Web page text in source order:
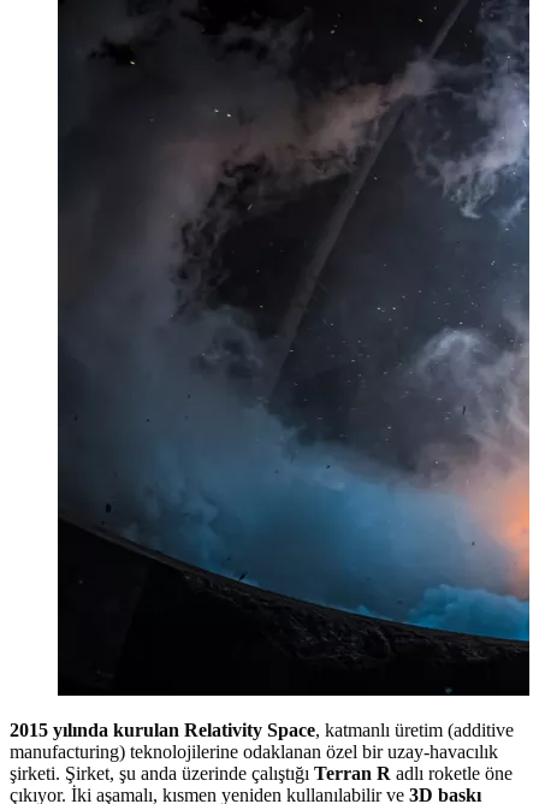
2015 yılında kurulan Relativity Space, katmanlı üretim (additive
manufacturing) teknolojilerine odaklanan özel bir uzay-havacılık
şirketi. Şirket, şu anda üzerinde çalıştığı Terran R adlı roketle öne
çıkıyor. İki aşamalı, kısmen yeniden kullanılabilir ve 3D baskı